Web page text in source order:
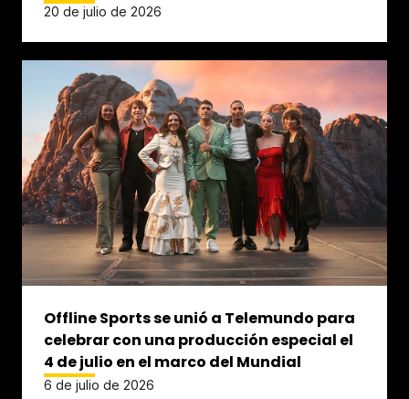
20 de julio de 2026
Offline Sports se unió a Telemundo para
celebrar con una producción especial el
4 de julio en el marco del Mundial
6 de julio de 2026